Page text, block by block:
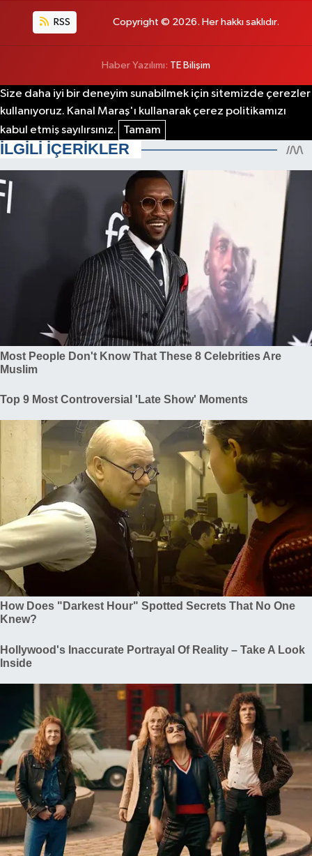
RSS Copyright © 2026. Her hakkı saklıdır.
Haber Yazılımı: TE Bilişim
Size daha iyi bir deneyim sunabilmek için sitemizde çerezler
kullanıyoruz. Kanal Maraş'ı kullanarak çerez politikamızı
kabul etmiş sayılırsınız.
Tamam